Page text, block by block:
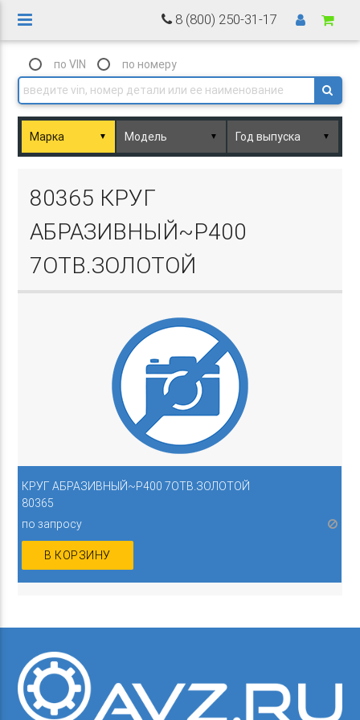
8 (800) 250-31-17
по VIN по номеру
▼ ▼ ▼
80365 КРУГ
АБРАЗИВНЫЙ~P400
7ОТВ.ЗОЛОТОЙ
КРУГ АБРАЗИВНЫЙ~P400 7ОТВ.ЗОЛОТОЙ
80365
по запросу
В КОРЗИНУ